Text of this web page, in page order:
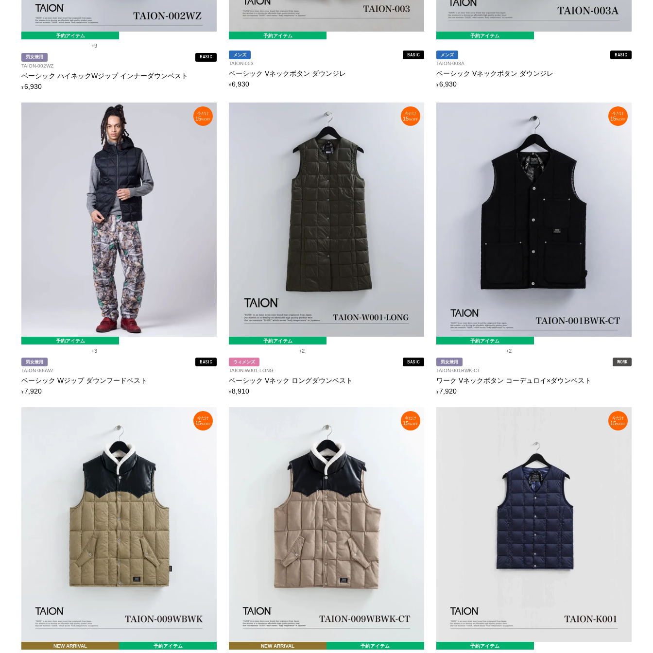
予約アイテム
+9
男女兼用 BASIC
TAION-002WZ
ベーシック ハイネックWジップ インナーダウンベスト
定
¥ 6,930
予約アイテム
メンズ BASIC
TAION-003
ベーシック Vネックボタン ダウンジレ
定
¥ 6,930
予約アイテム
メンズ BASIC
TAION-003A
ベーシック Vネックボタン ダウンジレ
定
¥ 6,930
予約アイテム
+3
男女兼用 BASIC
TAION-006WZ
ベーシック Wジップ ダウンフードベスト
定
¥ 7,920
予約アイテム
+2
ウィメンズ BASIC
TAION-W001-LONG
ベーシック Vネック ロングダウンベスト
定
¥ 8,910
予約アイテム
+2
男女兼用 WORK
TAION-001BWK-CT
ワーク Vネックボタン コーデュロイ×ダウンベスト
定
¥ 7,920
NEW ARRIVAL 予約アイテム NEW ARRIVAL 予約アイテム 予約アイテム